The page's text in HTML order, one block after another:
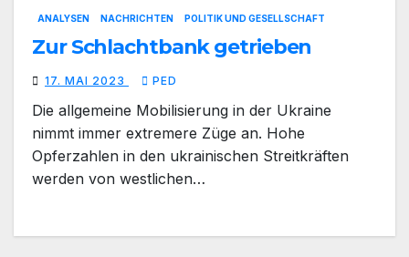
ANALYSEN NACHRICHTEN POLITIK UND GESELLSCHAFT
Zur Schlachtbank getrieben
17. MAI 2023 PED
Die allgemeine Mobilisierung in der Ukraine
nimmt immer extremere Züge an. Hohe
Opferzahlen in den ukrainischen Streitkräften
werden von westlichen…